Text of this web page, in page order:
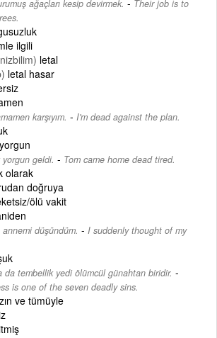
ağaçları kesip devirmek.
Their job is to
ilgili
letal
letal hasar
karşıyım. - I'm dead against the plan.
geldi. - Tom came home dead tired.
olarak
doğruya
ölü vakit
düşündüm. - I suddenly thought of my
da tembellik yedi ölümcül günahtan biridir. -
is one of the seven deadly sins.
ve tümüyle